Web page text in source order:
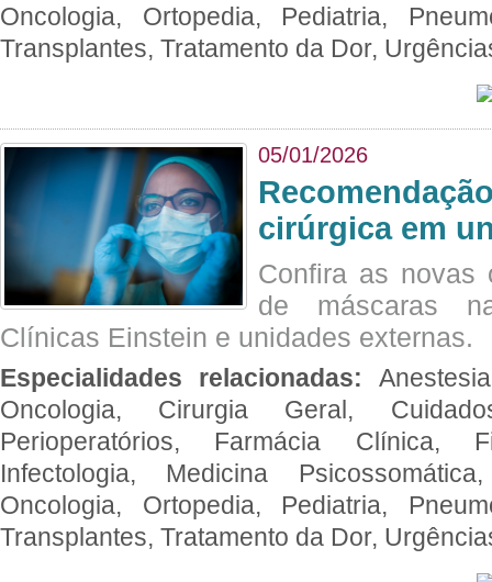
Oncologia, Ortopedia, Pediatria,
Transplantes, Tratamento da Dor,
05/01/2026
cirúrgica em
Confira as novas
de máscaras
Clínicas Einstein e unidades externas.
Especialidades relacionadas:
Oncologia, Cirurgia Geral,
Perioperatórios, Farmácia Clínica,
Infectologia, Medicina
Oncologia, Ortopedia, Pediatria,
Transplantes, Tratamento da Dor,